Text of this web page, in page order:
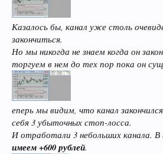
Казалось бы, канал уже столь
закончиться.
Но мы никогда не знаем когда он
торгуем в нем до тех пор пока он
еперь мы видим, что канал
себя 3 убыточных стоп-лосса.
И отработали 3 небольших канала. В
имеем +600 рублей.